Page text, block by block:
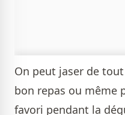
On peut jaser de
bon repas ou même
favori pendant la